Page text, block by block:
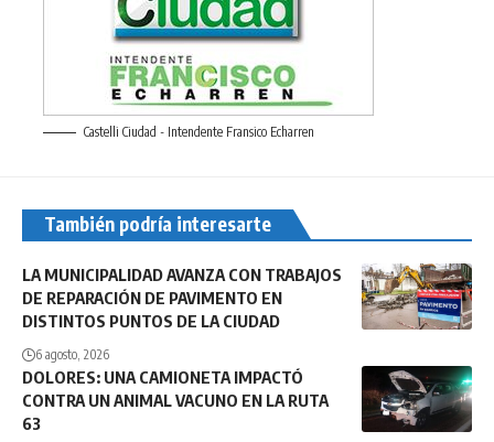
Castelli Ciudad - Intendente Fransico Echarren
También podría interesarte
LA MUNICIPALIDAD AVANZA CON TRABAJOS
DE REPARACIÓN DE PAVIMENTO EN
DISTINTOS PUNTOS DE LA CIUDAD
6 agosto, 2026
DOLORES: UNA CAMIONETA IMPACTÓ
CONTRA UN ANIMAL VACUNO EN LA RUTA
63